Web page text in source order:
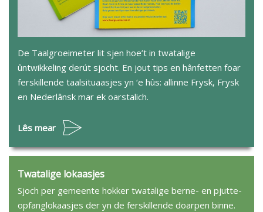
De Taalgroeimeter lit sjen hoe’t in twatalige
ûntwikkeling derút sjocht. En jout tips en hânfetten foar
ferskillende taalsituaasjes yn ‘e hûs: allinne Frysk, Frysk
en Nederlânsk mar ek oarstalich.
Lês mear
Twatalige lokaasjes
Sjoch per gemeente hokker twatalige berne- en pjutte-
opfanglokaasjes der yn de ferskillende doarpen binne.